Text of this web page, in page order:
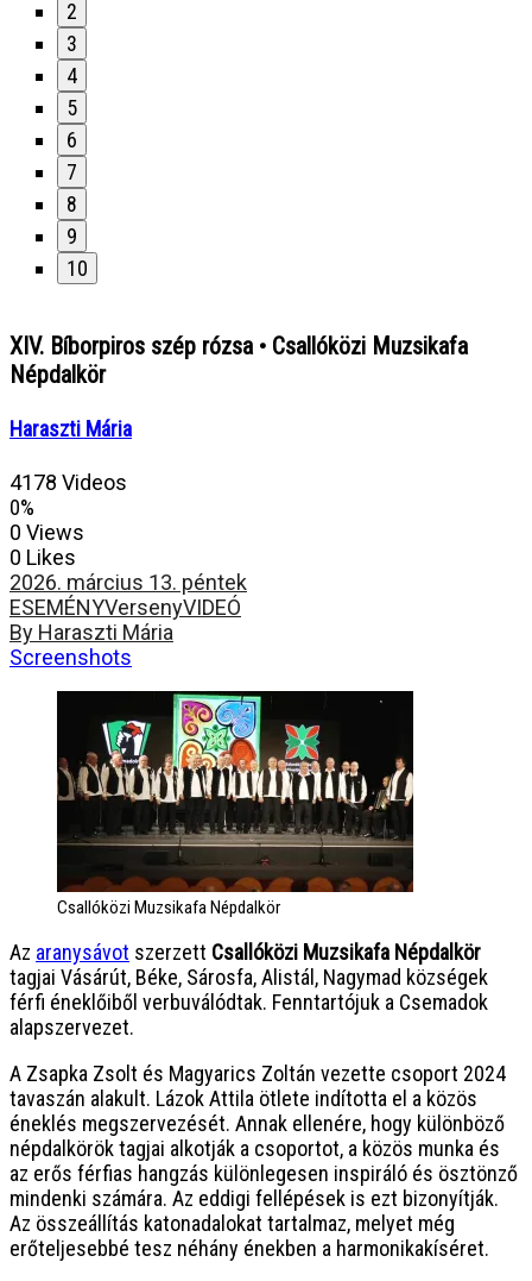
2
3
4
5
6
7
8
9
10
XIV. Bíborpiros szép rózsa • Csallóközi Muzsikafa
Népdalkör
Haraszti Mária
4178 Videos
0%
0 Views
0 Likes
2026. március 13. péntek
ESEMÉNYVersenyVIDEÓ
By Haraszti Mária
Screenshots
Csallóközi Muzsikafa Népdalkör
Az aranysávot szerzett Csallóközi Muzsikafa Népdalkör
tagjai Vásárút, Béke, Sárosfa, Alistál, Nagymad községek
férfi éneklőiből verbuválódtak. Fenntartójuk a Csemadok
alapszervezet.
A Zsapka Zsolt és Magyarics Zoltán vezette csoport 2024
tavaszán alakult. Lázok Attila ötlete indította el a közös
éneklés megszervezését. Annak ellenére, hogy különböző
népdalkörök tagjai alkotják a csoportot, a közös munka és
az erős férfias hangzás különlegesen inspiráló és ösztönző
mindenki számára. Az eddigi fellépések is ezt bizonyítják.
Az összeállítás katonadalokat tartalmaz, melyet még
erőteljesebbé tesz néhány énekben a harmonikakíséret.